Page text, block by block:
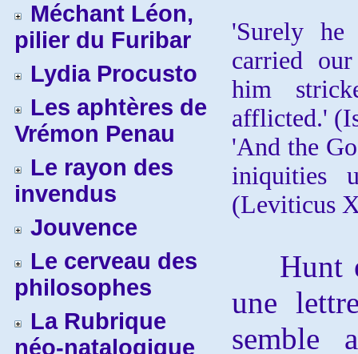
Méchant Léon,
pilier du Furibar
Lydia Procusto
Les aphtères de
Vrémon Penau
Le rayon des
invendus
Jouvence
Le cerveau des
philosophes
La Rubrique
néo-natalogique
'Surely
carried
him
afflicted.'
'And the
iniquities
(Leviticus
Hunt
une
semble